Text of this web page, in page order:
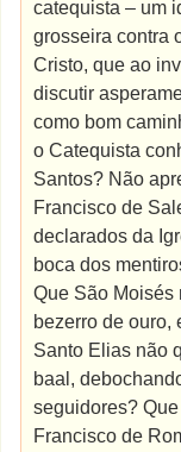
catequista – um
grosseira contra
Cristo, que ao
discutir
como bom
o Catequista
Santos? Não
Francisco de
declarados da
boca dos
Que São Moisés
bezerro de ouro,
Santo Elias não
baal,
seguidores?
Francisco de